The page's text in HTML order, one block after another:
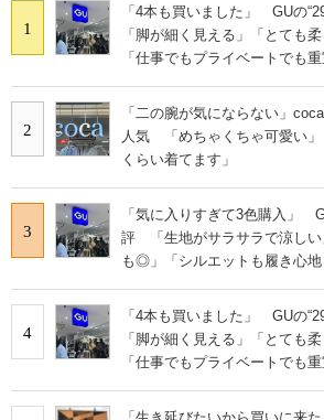
1
「4本も買いました」 GUの
「脚が細く見える」「とても
「仕事でもプライベートでも重
2
「二の腕が気にならない」
人気 「めちゃくちゃ可愛い」
くらい着てます」
3
「気に入りすぎて3色購入」
評 「生地がサラサラで涼しい
も◎」「シルエットも履き心地
4
「4本も買いました」 GUの
「脚が細く見える」「とても
「仕事でもプライベートでも重